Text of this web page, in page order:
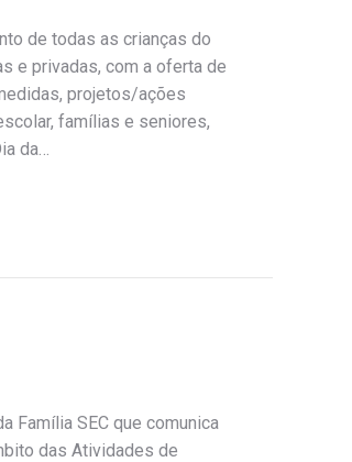
de todas as crianças do
e privadas, com a oferta de
projetos/ações
famílias e seniores,
da…
Família SEC que comunica
das Atividades de